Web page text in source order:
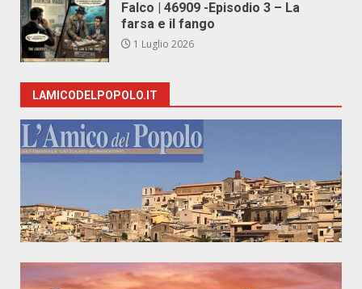
Falco | 46909 -Episodio 3 – La
farsa e il fango
1 Luglio 2026
LAMICODELPOPOLO.IT